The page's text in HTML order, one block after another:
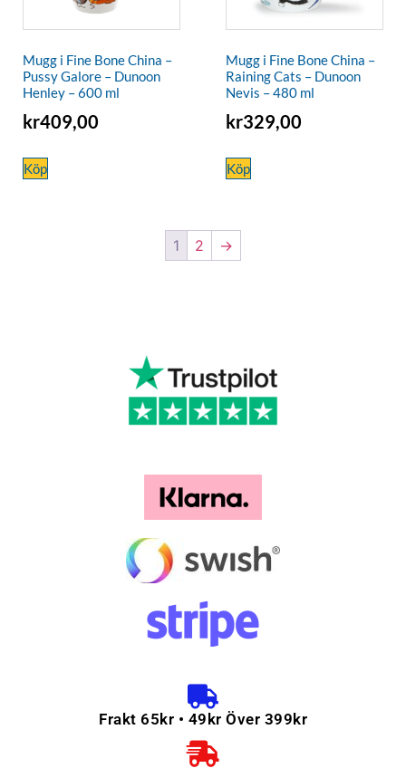
Mugg i Fine Bone China –
Pussy Galore – Dunoon
Henley – 600 ml
kr409,00
Köp
Mugg i Fine Bone China –
Raining Cats – Dunoon
Nevis – 480 ml
kr329,00
Köp
1 2 →
Frakt 65kr • 49kr Över 399kr